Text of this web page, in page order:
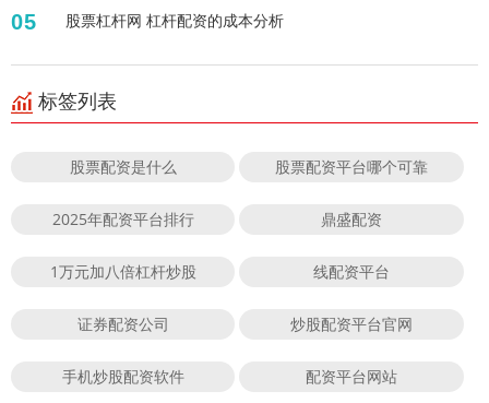
05 股票杠杆网 杠杆配资的成本分析
标签列表
股票配资是什么 股票配资平台哪个可靠
2025年配资平台排行 鼎盛配资
1万元加八倍杠杆炒股 线配资平台
证券配资公司 炒股配资平台官网
手机炒股配资软件 配资平台网站